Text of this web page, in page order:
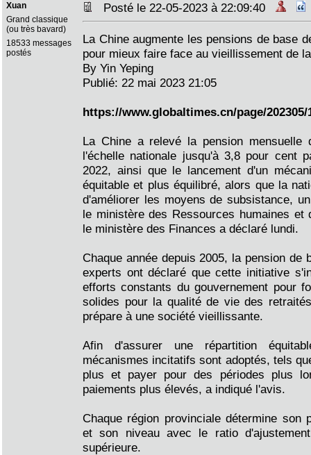
Xuan
Grand classique
(ou très bavard)
18533 messages
postés
Posté le 22-05-2023 à 22:09:40
La Chine augmente les pensions de base
pour mieux faire face au vieillissement de
By Yin Yeping
Publié: 22 mai 2023 21:05
https://www.globaltimes.cn/page/202305/
La Chine a relevé la pension mensuelle
l'échelle nationale jusqu'à 3,8 pour cent
2022, ainsi que le lancement d'un
équitable et plus équilibré, alors que la
d'améliorer les moyens de subsistance,
le ministère des Ressources humaines et
le ministère des Finances a déclaré lundi.
Chaque année depuis 2005, la pension de
experts ont déclaré que cette initiative
efforts constants du gouvernement pour
solides pour la qualité de vie des
prépare à une société vieillissante.
Afin d'assurer une répartition
mécanismes incitatifs sont adoptés, tels
plus et payer pour des périodes plus
paiements plus élevés, a indiqué l'avis.
Chaque région provinciale détermine son
et son niveau avec le ratio
supérieure.